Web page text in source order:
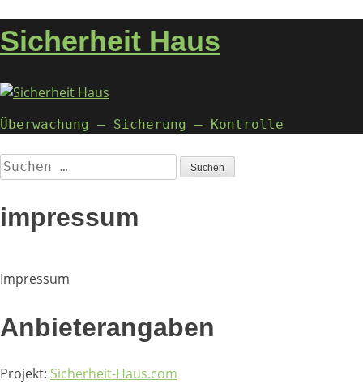
студентам
oben
Sicherheit Haus
Überwachung – Sicherung – Kontrolle
Suchen
nach:
impressum
Impressum
Anbieterangaben
Projekt: Sicherheit-Haus.com